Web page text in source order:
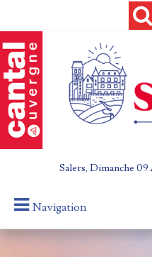
Salers, Dimanche
Navigation